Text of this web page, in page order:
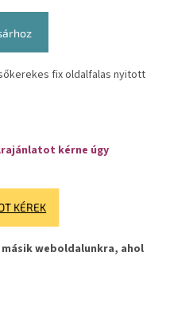
fix oldalfalas nyitott
kérne úgy
KÉREK
weboldalunkra, ahol